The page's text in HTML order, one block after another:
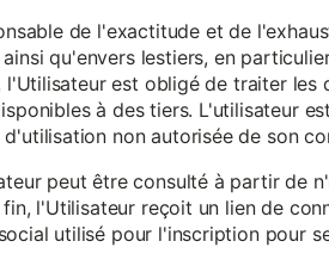
de l'exactitude et de
qu'envers lestiers, en
l'Utilisateur est obligé de traiter
à des tiers. L'utilisateur
non autorisée de son
peut être consulté à partir de
l'Utilisateur reçoit un lien de
utilisé pour l'inscription pour